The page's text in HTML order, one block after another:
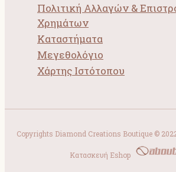
Πολιτική Αλλαγών &
Χρημάτων
Καταστήματα
Μεγεθολόγιο
Χάρτης Ιστότοπου
Copyrights Diamond Creations Boutique ©
Κατασκευή Eshop